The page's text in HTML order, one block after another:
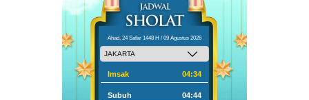
Ahad, 24 Safar 1448 H / 09 Agustus 2026
Imsak 04:34
Subuh 04:44